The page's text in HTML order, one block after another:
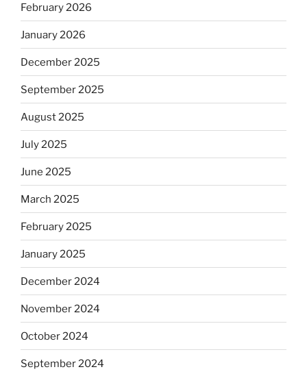
February 2026
January 2026
December 2025
September 2025
August 2025
July 2025
June 2025
March 2025
February 2025
January 2025
December 2024
November 2024
October 2024
September 2024